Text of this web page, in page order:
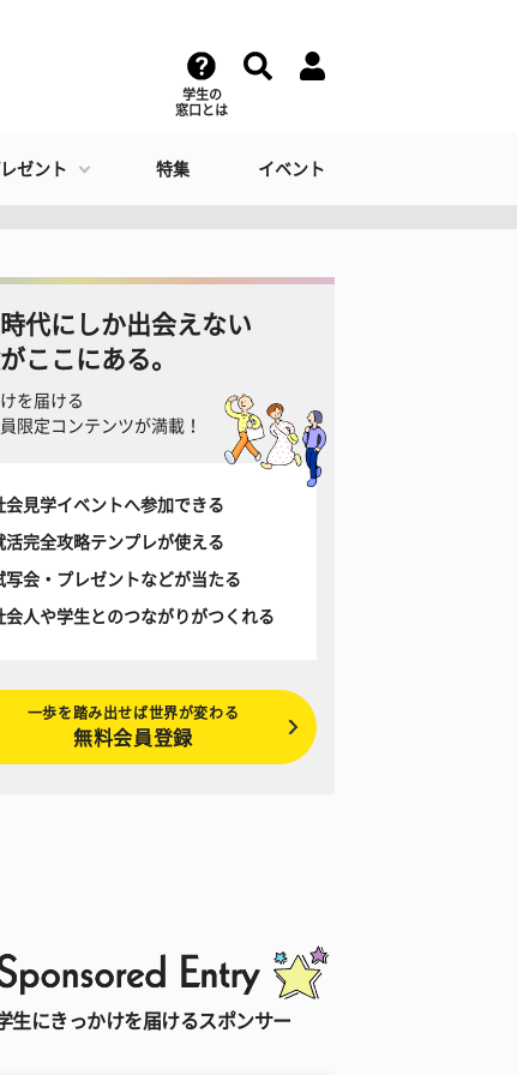
学生の
窓口とは
ゼント 特集 イベント
代にしか出会えない
ここにある。
を届ける
限定コンテンツが満載！
会見学イベントへ参加できる
活完全攻略テンプレが使える
写会・プレゼントなどが当たる
会人や学生とのつながりがつくれる
一歩を踏み出せば世界が変わる
無料会員登録
生にきっかけを届けるスポンサー